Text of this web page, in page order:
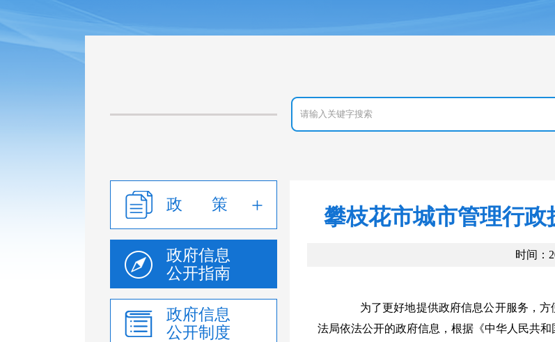
政 策
政府信息
公开指南
政府信息
公开制度
攀枝花市城市管理行
时间：
为了更好地提供政府信息公开服务，方
法局依法公开的政府信息，根据《中华人民共